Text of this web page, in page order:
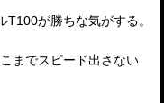
が勝ちな気がする。
までスピード出さない